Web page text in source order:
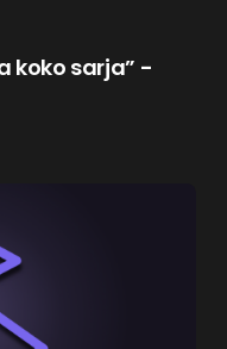
koko sarja” -